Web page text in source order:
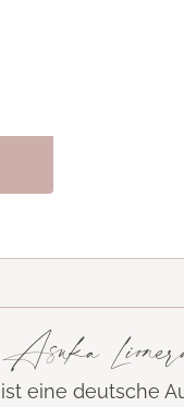
Asuka
ist eine deutsche